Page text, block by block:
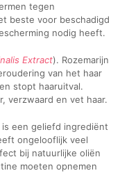
tegen
beste voor beschadigd
nodig heeft.
Extract). Rozemarijn
van het haar
stopt haaruitval.
verzwaard en vet haar.
is een geliefd ingrediënt
ongelooflijk veel
bij natuurlijke oliën
moeten opnemen